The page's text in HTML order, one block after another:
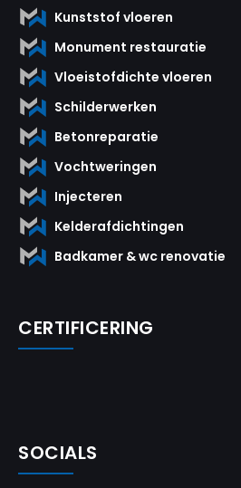
Kunststof vloeren
Monument restauratie
Vloeistofdichte vloeren
Schilderwerken
Betonreparatie
Vochtweringen
Injecteren
Kelderafdichtingen
Badkamer & wc renovatie
CERTIFICERING
SOCIALS